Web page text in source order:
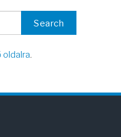
Search
oldalra.